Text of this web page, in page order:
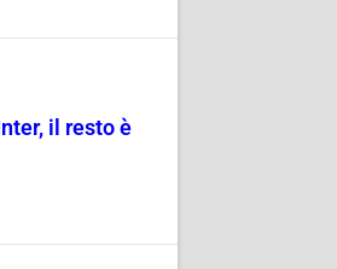
il resto è